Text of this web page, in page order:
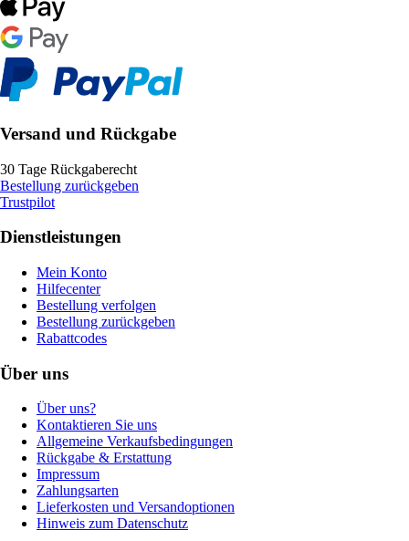
Versand und Rückgabe
30 Tage Rückgaberecht
Bestellung zurückgeben
Trustpilot
Dienstleistungen
Mein Konto
Hilfecenter
Bestellung verfolgen
Bestellung zurückgeben
Rabattcodes
Über uns
Über uns?
Kontaktieren Sie uns
Allgemeine Verkaufsbedingungen
Rückgabe & Erstattung
Impressum
Zahlungsarten
Lieferkosten und Versandoptionen
Hinweis zum Datenschutz